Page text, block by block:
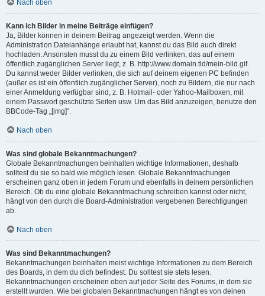
Nach oben
Kann ich Bilder in meine Beiträge einfügen?
Ja, Bilder können in deinem Beitrag angezeigt werden. Wenn die
Administration Dateianhänge erlaubt hat, kannst du das Bild auch direkt
hochladen. Ansonsten musst du zu einem Bild verlinken, das auf einem
öffentlich zugänglichen Server liegt, z. B. http://www.domain.tld/mein-bild.gif.
Du kannst weder Bilder verlinken, die sich auf deinem eigenen PC befinden
(außer es ist ein öffentlich zugänglicher Server), noch zu Bildern, die nur nach
einer Anmeldung verfügbar sind, z. B. Hotmail- oder Yahoo-Mailboxen, mit
einem Passwort geschützte Seiten usw. Um das Bild anzuzeigen, benutze den
BBCode-Tag „[img]“.
Nach oben
Was sind globale Bekanntmachungen?
Globale Bekanntmachungen beinhalten wichtige Informationen, deshalb
solltest du sie so bald wie möglich lesen. Globale Bekanntmachungen
erscheinen ganz oben in jedem Forum und ebenfalls in deinem persönlichen
Bereich. Ob du eine globale Bekanntmachung schreiben kannst oder nicht,
hängt von den durch die Board-Administration vergebenen Berechtigungen
ab.
Nach oben
Was sind Bekanntmachungen?
Bekanntmachungen beinhalten meist wichtige Informationen zu dem Bereich
des Boards, in dem du dich befindest. Du solltest sie stets lesen.
Bekanntmachungen erscheinen oben auf jeder Seite des Forums, in dem sie
erstellt wurden. Wie bei globalen Bekanntmachungen hängt es von deinen